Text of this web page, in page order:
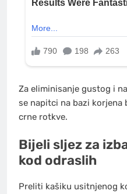
Za eliminisanje gustog i
se napitci na bazi korjena
crne rotkve.
Bijeli sljez za
kod odraslih
Preliti kašiku usitnjenog